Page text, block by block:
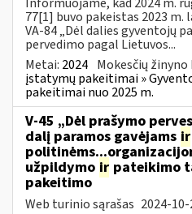
77[1] buvo pakeistas 2023 m.
VA-84 „Dėl dalies gyventojų
pervedimo pagal Lietuvos...
Metai: 2024 Mokesčių
įstatymų pakeitimai »
pakeitimai nuo 2025 m.
V-45 „Dėl prašymo
dalį paramos gavėjams ir
užpildymo ir pateikimo
pakeitimo
Web turinio sąrašas 2024-10-